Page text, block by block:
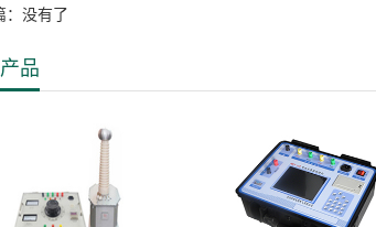
：没有了
品